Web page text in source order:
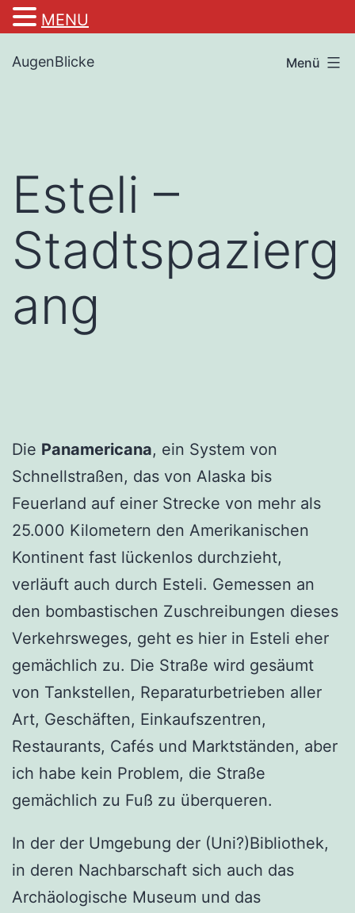
Inhalt
AugenBlicke Menü
Esteli –
Stadtspazierg
ang
Die Panamericana, ein System von
Schnellstraßen, das von Alaska bis
Feuerland auf einer Strecke von mehr als
25.000 Kilometern den Amerikanischen
Kontinent fast lückenlos durchzieht,
verläuft auch durch Esteli. Gemessen an
den bombastischen Zuschreibungen dieses
Verkehrsweges, geht es hier in Esteli eher
gemächlich zu. Die Straße wird gesäumt
von Tankstellen, Reparaturbetrieben aller
Art, Geschäften, Einkaufszentren,
Restaurants, Cafés und Marktständen, aber
ich habe kein Problem, die Straße
gemächlich zu Fuß zu überqueren.
In der der Umgebung der (Uni?)Bibliothek,
in deren Nachbarschaft sich auch das
Archäologische Museum und das
MENU